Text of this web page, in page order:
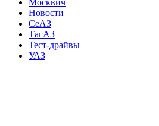
Москвич
Новости
СеАЗ
ТагАЗ
Тест-драйвы
УАЗ